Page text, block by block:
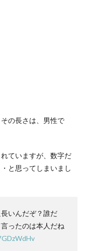
の長さは、男性で
ていますが、数字だ
と思ってしまいまし
いんだぞ？誰だ
ったのは本人だね